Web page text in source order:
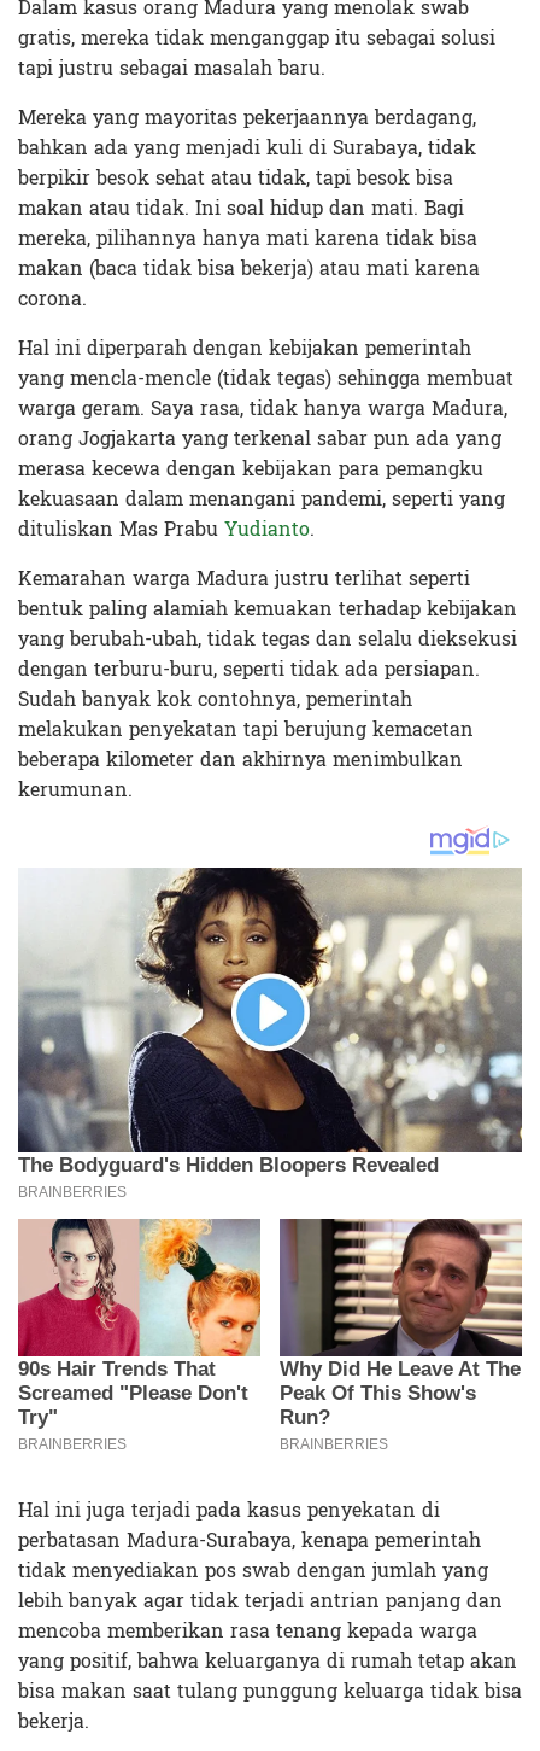
Dalam kasus orang Madura yang menolak swab
gratis, mereka tidak menganggap itu sebagai solusi
tapi justru sebagai masalah baru.
Mereka yang mayoritas pekerjaannya berdagang,
bahkan ada yang menjadi kuli di Surabaya, tidak
berpikir besok sehat atau tidak, tapi besok bisa
makan atau tidak. Ini soal hidup dan mati. Bagi
mereka, pilihannya hanya mati karena tidak bisa
makan (baca tidak bisa bekerja) atau mati karena
corona.
Hal ini diperparah dengan kebijakan pemerintah
yang mencla-mencle (tidak tegas) sehingga membuat
warga geram. Saya rasa, tidak hanya warga Madura,
orang Jogjakarta yang terkenal sabar pun ada yang
merasa kecewa dengan kebijakan para pemangku
kekuasaan dalam menangani pandemi, seperti yang
dituliskan Mas PrabuYudianto.
Kemarahan warga Madura justru terlihat seperti
bentuk paling alamiah kemuakan terhadap kebijakan
yang berubah-ubah, tidak tegas dan selalu dieksekusi
dengan terburu-buru, seperti tidak ada persiapan.
Sudah banyak kok contohnya, pemerintah
melakukan penyekatan tapi berujung kemacetan
beberapa kilometer dan akhirnya menimbulkan
kerumunan.
Hal ini juga terjadi pada kasus penyekatan di
perbatasan Madura-Surabaya, kenapa pemerintah
tidak menyediakan pos swab dengan jumlah yang
lebih banyak agar tidak terjadi antrian panjang dan
mencoba memberikan rasa tenang kepada warga
yang positif, bahwa keluarganya di rumah tetap akan
bisa makan saat tulang punggung keluarga tidak bisa
bekerja.